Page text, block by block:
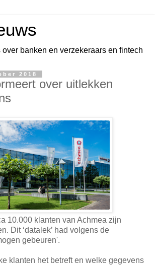
banken en verzekeraars en fintech
2018
over uitlekken
10.000 klanten van Achmea zijn
Dit ‘datalek’ had volgens de
gebeuren'.
klanten het betreft en welke gegevens